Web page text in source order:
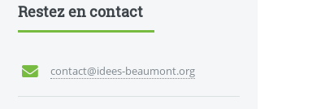
Restez en contact
contact@idees-beaumont.org